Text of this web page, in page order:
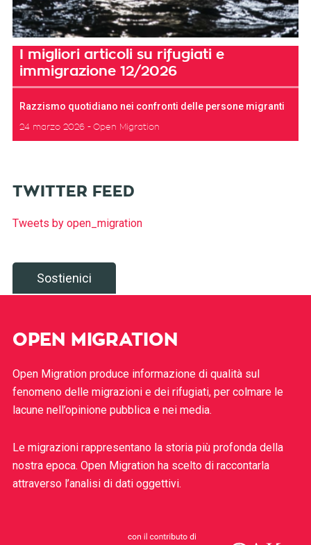
I migliori articoli su rifugiati e
immigrazione 12/2026
Razzismo quotidiano nei confronti delle persone migranti
24 marzo 2026 Open Migration
TWITTER FEED
Tweets by open_migration
Sostienici
OPEN MIGRATION
Open Migration produce informazione di qualità sul
fenomeno delle migrazioni e dei rifugiati, per colmare le
lacune nell’opinione pubblica e nei media.
Le migrazioni rappresentano la storia più profonda della
nostra epoca. Open Migration ha scelto di raccontarla
attraverso l’analisi di dati oggettivi.